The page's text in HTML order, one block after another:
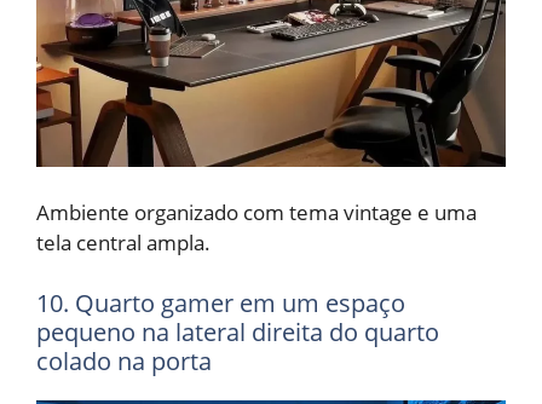
Ambiente organizado com tema vintage e uma
tela central ampla.
10. Quarto gamer em um espaço
pequeno na lateral direita do quarto
colado na porta